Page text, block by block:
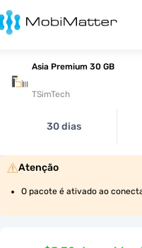
Asia Premium 30 GB
TSimTech
30 dias
Atenção
O pacote é ativado ao